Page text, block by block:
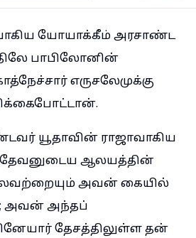
யோயாக்கீம் அரசாண்ட
பாபிலோனின்
எருசலேமுக்கு
யூதாவின் ராஜாவாகிய
ஆலயத்தின்
அவன் கையில்
அவன் அந்தப்
தேசத்திலுள்ள தன்